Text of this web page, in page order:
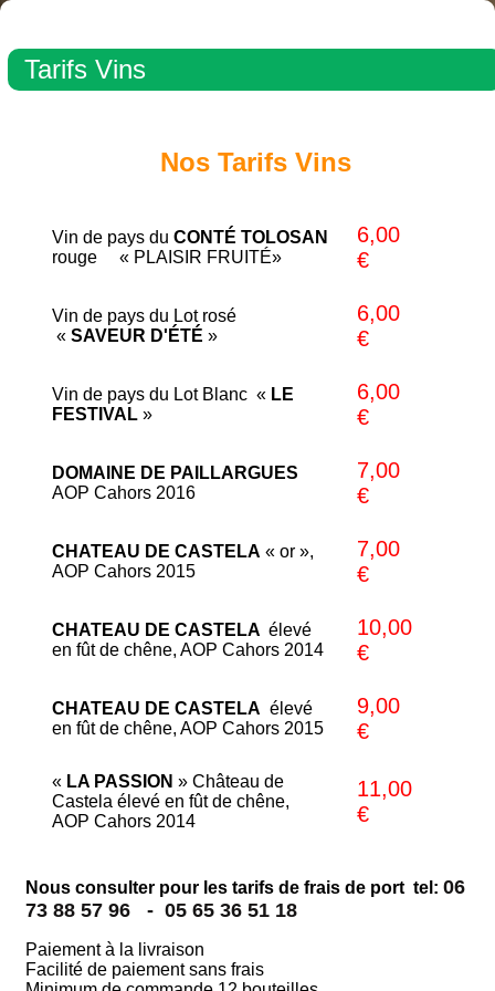
Tarifs Vins
Nos Tarifs Vins
Vin de pays du CONTÉ TOLOSAN
rouge « PLAISIR FRUITÉ»
6,00
€
Vin de pays du Lot rosé
« SAVEUR D'ÉTÉ »
6,00
€
Vin de pays du Lot Blanc « LE
FESTIVAL »
6,00
€
DOMAINE DE PAILLARGUES
AOP Cahors 2016
7,00
€
CHATEAU DE CASTELA « or »,
AOP Cahors 2015
7,00
€
CHATEAU DE CASTELA élevé
en fût de chêne, AOP Cahors 2014
10,00
€
CHATEAU DE CASTELA élevé
en fût de chêne, AOP Cahors 2015
9,00
€
« LA PASSION » Château de
Castela élevé en fût de chêne,
AOP Cahors 2014
11,00
€
Nous consulter pour les tarifs de frais de port tel: 06
73 88 57 96 - 05 65 36 51 18
Paiement à la livraison
Facilité de paiement sans frais